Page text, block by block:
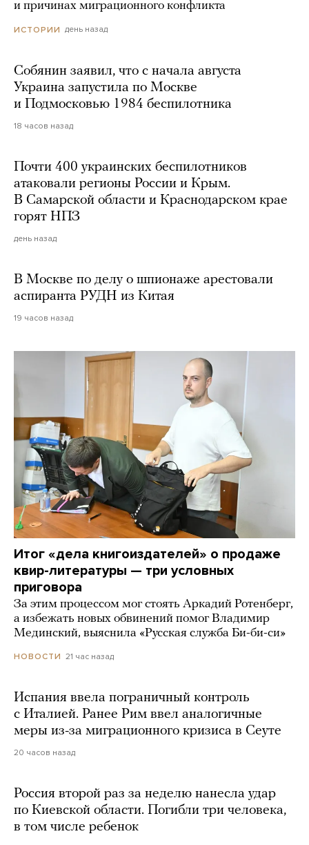
и причинах миграционного конфликта
ИСТОРИИ день назад
Собянин заявил, что с начала августа
Украина запустила по Москве
и Подмосковью 1984 беспилотника
18 часов назад
Почти 400 украинских беспилотников
атаковали регионы России и Крым.
В Самарской области и Краснодарском крае
горят НПЗ
день назад
В Москве по делу о шпионаже арестовали
аспиранта РУДН из Китая
19 часов назад
Итог «дела книгоиздателей» о продаже
квир-литературы — три условных
приговора
За этим процессом мог стоять Аркадий Ротенберг,
а избежать новых обвинений помог Владимир
Мединский, выяснила «Русская служба Би-би-си»
НОВОСТИ 21 час назад
Испания ввела пограничный контроль
с Италией. Ранее Рим ввел аналогичные
меры из-за миграционного кризиса в Сеуте
20 часов назад
Россия второй раз за неделю нанесла удар
по Киевской области. Погибли три человека,
в том числе ребенок